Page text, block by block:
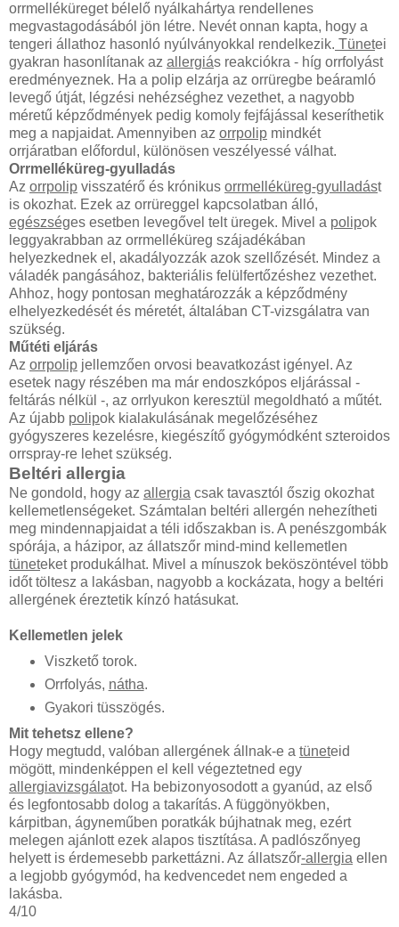
orrmelléküreget bélelő nyálkahártya rendellenes
megvastagodásából jön létre. Nevét onnan kapta, hogy a
tengeri állathoz hasonló nyúlványokkal rendelkezik. Tünetei
gyakran hasonlítanak az allergiás reakciókra - híg orrfolyást
eredményeznek. Ha a polip elzárja az orrüregbe beáramló
levegő útját, légzési nehézséghez vezethet, a nagyobb
méretű képződmények pedig komoly fejfájással keseríthetik
meg a napjaidat. Amennyiben az orrpolip mindkét
orrjáratban előfordul, különösen veszélyessé válhat.
Orrmelléküreg-gyulladás
Az orrpolip visszatérő és krónikus orrmelléküreg-gyulladást
is okozhat. Ezek az orrüreggel kapcsolatban álló,
egészséges esetben levegővel telt üregek. Mivel a polipok
leggyakrabban az orrmelléküreg szájadékában
helyezkednek el, akadályozzák azok szellőzését. Mindez a
váladék pangásához, bakteriális felülfertőzéshez vezethet.
Ahhoz, hogy pontosan meghatározzák a képződmény
elhelyezkedését és méretét, általában CT-vizsgálatra van
szükség.
Műtéti eljárás
Az orrpolip jellemzően orvosi beavatkozást igényel. Az
esetek nagy részében ma már endoszkópos eljárással -
feltárás nélkül -, az orrlyukon keresztül megoldható a műtét.
Az újabb polipok kialakulásának megelőzéséhez
gyógyszeres kezelésre, kiegészítő gyógymódként szteroidos
orrspray-re lehet szükség.
Beltéri allergia
Ne gondold, hogy az allergia csak tavasztól őszig okozhat
kellemetlenségeket. Számtalan beltéri allergén nehezítheti
meg mindennapjaidat a téli időszakban is. A penészgombák
spórája, a házipor, az állatszőr mind-mind kellemetlen
tüneteket produkálhat. Mivel a mínuszok beköszöntével több
időt töltesz a lakásban, nagyobb a kockázata, hogy a beltéri
allergének éreztetik kínzó hatásukat.
Kellemetlen jelek
Viszkető torok.
Orrfolyás, nátha.
Gyakori tüsszögés.
Mit tehetsz ellene?
Hogy megtudd, valóban allergének állnak-e a tüneteid
mögött, mindenképpen el kell végeztetned egy
allergiavizsgálatot. Ha bebizonyosodott a gyanúd, az első
és legfontosabb dolog a takarítás. A függönyökben,
kárpitban, ágyneműben poratkák bújhatnak meg, ezért
melegen ajánlott ezek alapos tisztítása. A padlószőnyeg
helyett is érdemesebb parkettázni. Az állatszőr-allergia ellen
a legjobb gyógymód, ha kedvencedet nem engeded a
lakásba.
4/10